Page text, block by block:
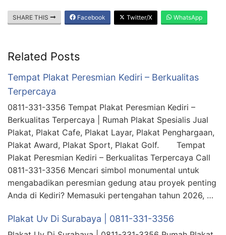
SHARE THIS Facebook Twitter/X WhatsApp
Related Posts
Tempat Plakat Peresmian Kediri – Berkualitas
Terpercaya
0811-331-3356 Tempat Plakat Peresmian Kediri –
Berkualitas Terpercaya | Rumah Plakat Spesialis Jual
Plakat, Plakat Cafe, Plakat Layar, Plakat Penghargaan,
Plakat Award, Plakat Sport, Plakat Golf. Tempat
Plakat Peresmian Kediri – Berkualitas Terpercaya Call
0811-331-3356 Mencari simbol monumental untuk
mengabadikan peresmian gedung atau proyek penting
Anda di Kediri? Memasuki pertengahan tahun 2026, …
Plakat Uv Di Surabaya | 0811-331-3356